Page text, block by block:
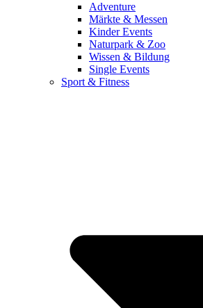
Adventure
Märkte & Messen
Kinder Events
Naturpark & Zoo
Wissen & Bildung
Single Events
Sport & Fitness